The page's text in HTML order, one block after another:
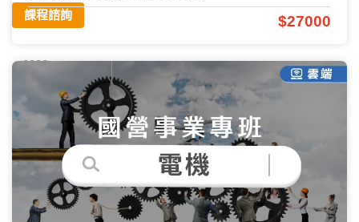
課程諮詢
2026-
932494
2026/115
$27000